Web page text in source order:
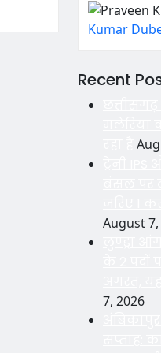
Kumar
Recent
August
7, 2026